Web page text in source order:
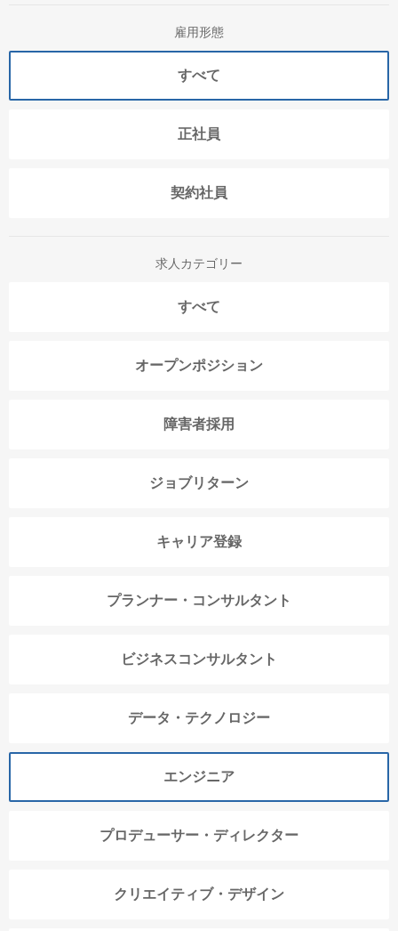
雇用形態
すべて
正社員
契約社員
求人カテゴリー
すべて
オープンポジション
障害者採用
ジョブリターン
キャリア登録
プランナー・コンサルタント
ビジネスコンサルタント
データ・テクノロジー
エンジニア
プロデューサー・ディレクター
クリエイティブ・デザイン